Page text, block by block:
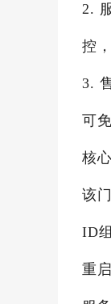
2.
控
3.
可
核
该
ID
重